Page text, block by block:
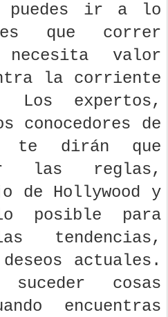
puedes ir a lo
que correr
valor
la corriente
Los expertos,
conocedores de
te dirán que
las reglas,
de Hollywood y
posible para
tendencias,
actuales.
suceder cosas
encuentras